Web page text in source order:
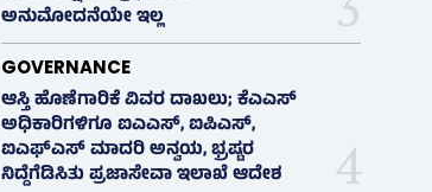
ಅನುಮೋದನೆಯೇ ಇಲ್ಲ
GOVERNANCE
ಆಸ್ತಿ ಹೊಣೆಗಾರಿಕೆ ವಿವರ ದಾಖಲು; ಕೆಎಎಸ್
ಅಧಿಕಾರಿಗಳಿಗೂ ಐಎಎಸ್‌, ಐಪಿಎಸ್‌,
ಐಎಫ್‌ಎಸ್‌ ಮಾದರಿ ಅನ್ವಯ, ಭ್ರಷ್ಟರ
ನಿದ್ದೆಗೆಡಿಸಿತು ಪ್ರಜಾಸೇವಾ ಇಲಾಖೆ ಆದೇಶ